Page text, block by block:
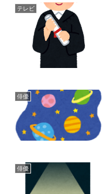
テレビ
俳優
俳優